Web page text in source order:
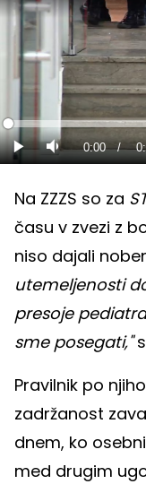
Predvajaj
Tiho Current
0:00 /
Loaded:
0%
Na ZZZS so za
času v zvezi z
niso dajali
utemeljenosti
presoje
sme posegati,"
Pravilnik po
zadržanost
dnem, ko
med drugim